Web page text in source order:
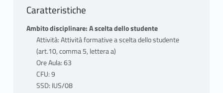
Caratteristiche
Ambito disciplinare: A scelta dello studente
Attività: Attività formative a scelta dello studente
(art.10, comma 5, lettera a)
Ore Aula: 63
CFU: 9
SSD: IUS/08